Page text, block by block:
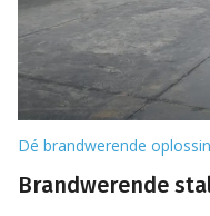
Brandwerende
Dé brandwerende